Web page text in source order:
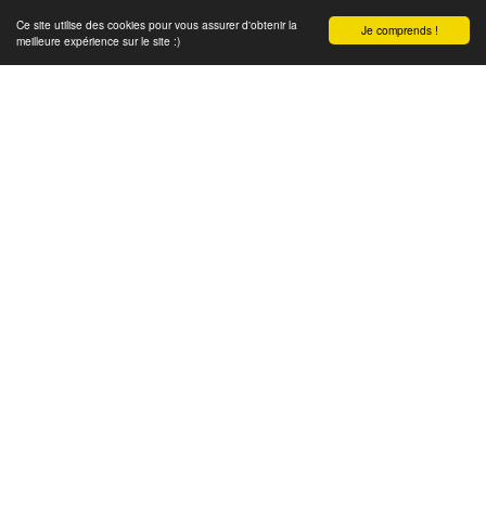
Je comprends !
Ce site utilise des cookies pour vous assurer d'obtenir la
meilleure expérience sur le site :)